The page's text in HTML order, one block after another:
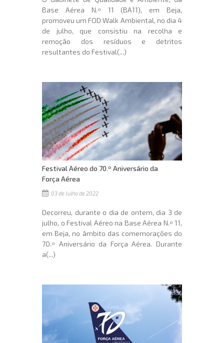
Base Aérea N.º 11 (BA11), em Beja,
promoveu um FOD Walk Ambiental, no dia 4
de julho, que consistiu na recolha e
remoção dos resíduos e detritos
resultantes do Festival(...)
Festival Aéreo do 70.º Aniversário da
Força Aérea
03 de Julho de 2022
Decorreu, durante o dia de ontem, dia 3 de
julho, o Festival Aéreo na Base Aérea N.º 11,
em Beja, no âmbito das comemorações do
70.º Aniversário da Força Aérea. Durante
a(...)